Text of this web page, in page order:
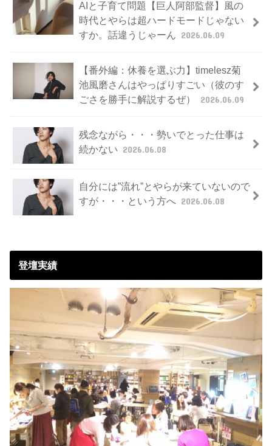
AIと子育て問題【巨人阿部監督】風の
時代とやらは超ハードモードじゃない
すか。話違うじゃーん 2026.06.09
【番外編：休養を選ぶ力】timelesz菊
池風磨さんはやっぱりすごい（彼のす
ごさを勝手に解説するぜ）
2026.06.09
残念ながら・・・勢いでとった仕事は
続かない 2026.06.08
自分には”流れ”とやらが来ていないので
すが・・・という方へ 2026.06.08
登壇実績